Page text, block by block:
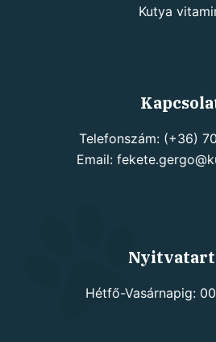
Kutya
Telefonszám: (+36)
Email:
Hétfő-Vasárnapig: